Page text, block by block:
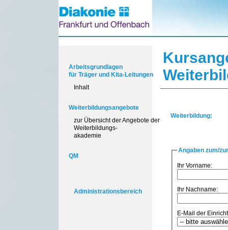
Arbeitsgrundlagen
für Träger und Kita-Leitungen
Inhalt
Weiterbildungsangebote
zur Übersicht der Angebote der
Weiterbildungs-
akademie
QM
Administrationsbereich
Weiterbildung:
Angaben zum/
Ihr Vorname:
Ihr Nachname:
E-Mail der